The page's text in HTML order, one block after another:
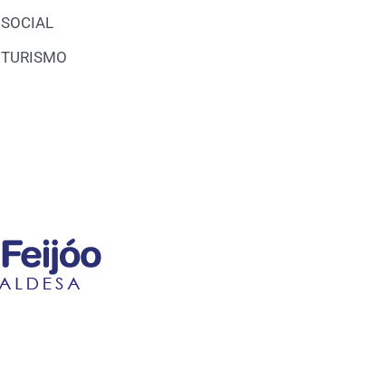
SOCIAL
TURISMO